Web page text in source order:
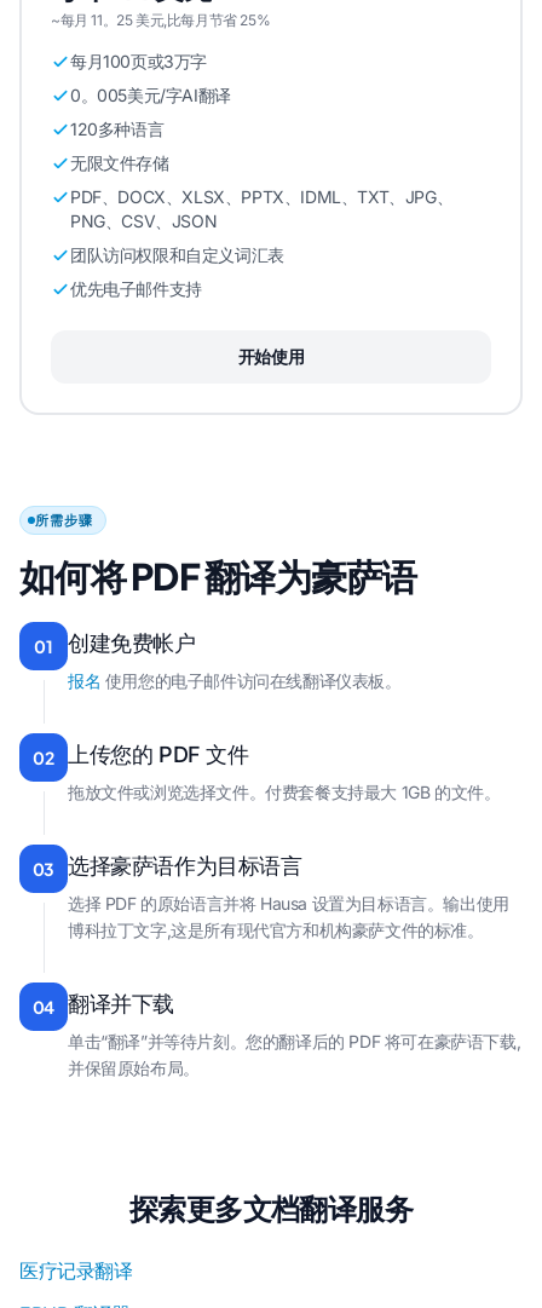
~每月 11。25 美元,比每月节省 25%
每月100页或3万字
0。005美元/字AI翻译
120多种语言
无限文件存储
PDF、DOCX、XLSX、PPTX、IDML、TXT、JPG、
PNG、CSV、JSON
团队访问权限和自定义词汇表
优先电子邮件支持
开始使用
所需步骤
如何将 PDF 翻译为豪萨语
01 创建免费帐户
报名 使用您的电子邮件访问在线翻译仪表板。
02 上传您的 PDF 文件
拖放文件或浏览选择文件。付费套餐支持最大 1GB 的文件。
03 选择豪萨语作为目标语言
选择 PDF 的原始语言并将 Hausa 设置为目标语言。输出使用
博科拉丁文字,这是所有现代官方和机构豪萨文件的标准。
04 翻译并下载
单击“翻译”并等待片刻。您的翻译后的 PDF 将可在豪萨语下载,
并保留原始布局。
探索更多文档翻译服务
医疗记录翻译